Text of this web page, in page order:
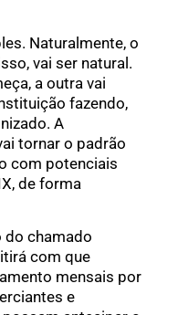
Naturalmente, o
vai ser natural.
a outra vai
fazendo,
A
tornar o padrão
com potenciais
de forma
do chamado
com que
mensais por
e